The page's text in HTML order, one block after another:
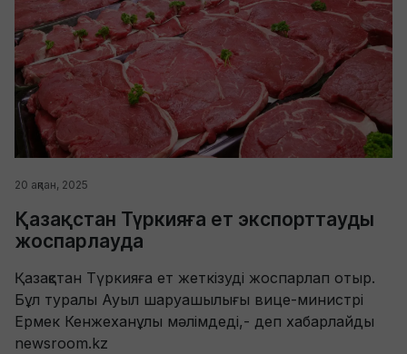
20 ақпан, 2025
Қазақстан Түркияға ет экспорттауды
жоспарлауда
Қазақстан Түркияға ет жеткізуді жоспарлап отыр.
Бұл туралы Ауыл шаруашылығы вице-министрі
Ермек Кенжеханұлы мәлімдеді,- деп хабарлайды
newsroom.kz